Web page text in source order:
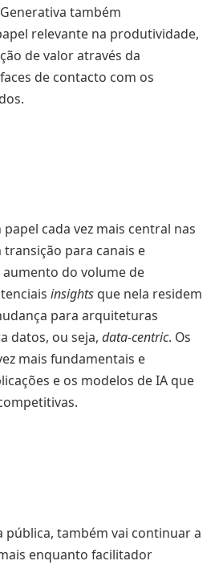
também
relevante na produtividade,
de valor através da
de contacto com os
cada vez mais central nas
transição para canais e
do volume de
insights que nela residem
para arquiteturas
datos, ou seja, data-centric. Os
mais fundamentais e
e os modelos de IA que
pública, também vai continuar a
enquanto facilitador